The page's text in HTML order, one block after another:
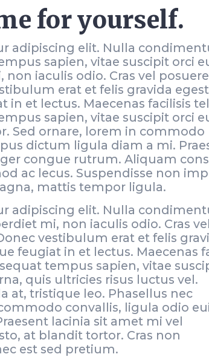
for yourself.
adipiscing elit. Nulla
sapien, vitae suscipit orci
iaculis odio. Cras vel posuere
erat et felis gravida
et lectus. Maecenas facilisis
sapien, vitae suscipit orci
Sed ornare, lorem in commodo
dictum ligula diam a mi.
congue rutrum. Aliquam
ac lecus. Suspendisse non
mattis tempor ligula.
adipiscing elit. Nulla
mi, non iaculis odio. Cras vel
vestibulum erat et felis
feugiat in et lectus. Maecenas
tempus sapien, vitae
quis ultricies risus luctus vel.
at, tristique leo. Phasellus nec
convallis, ligula odio
lacinia sit amet mi vel
at blandit tortor. Cras non
est sed pretium.